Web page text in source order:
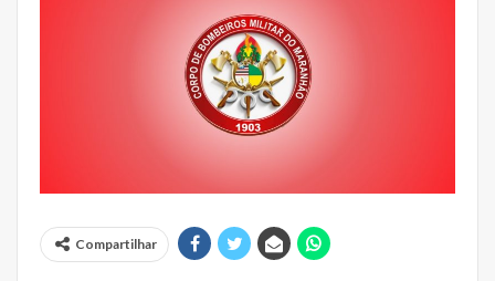
Compartilhar